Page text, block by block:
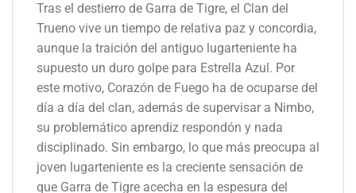
Tras el destierro de Garra de Tigre, el Clan del
Trueno vive un tiempo de relativa paz y concordia,
aunque la traición del antiguo lugarteniente ha
supuesto un duro golpe para Estrella Azul. Por
este motivo, Corazón de Fuego ha de ocuparse del
día a día del clan, además de supervisar a Nimbo,
su problemático aprendiz respondón y nada
disciplinado. Sin embargo, lo que más preocupa al
joven lugarteniente es la creciente sensación de
que Garra de Tigre acecha en la espesura del